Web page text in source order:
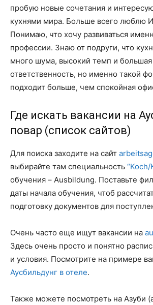
пробую новые сочетания и
кухнями мира. Больше всего люблю
Понимаю, что хочу развиваться
профессии. Знаю от подруги, что
много шума, высокий темп и большая
ответственность, но именно такой
подходит больше, чем спокойная
Где искать вакансии на
повар (список сайтов)
Для поиска заходите на сайт
выбирайте там специальность “Koch/
обучения – Ausbildung. Поставьте
даты начала обучения, чтоб
подготовку документов для
Очень часто еще ищут вакансии на
Здесь очень просто и понятно
и условия. Посмотрите на примере
Аусбильдунг в отеле.
Также можете посмотреть на Азуби